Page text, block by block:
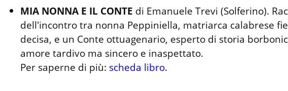
MIA NONNA E IL CONTE di Emanuele Trevi (Solferino).
dell'incontro tra nonna Peppiniella, matriarca calabrese
decisa, e un Conte ottuagenario, esperto di storia
amore tardivo ma sincero e inaspettato.
Per saperne di più: scheda libro.